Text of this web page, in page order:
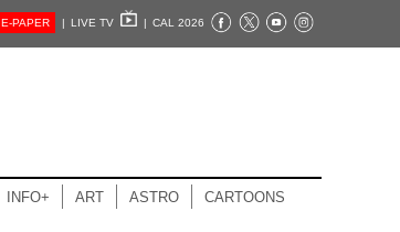
E-PAPER | LIVE TV | CAL 2026
INFO+ ART ASTRO CARTOONS